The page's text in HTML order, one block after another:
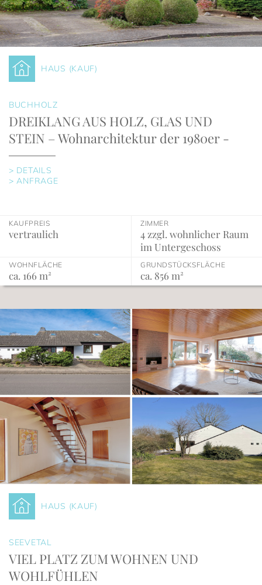
HAUS (KAUF)
BUCHHOLZ
DREIKLANG AUS HOLZ, GLAS UND
STEIN – Wohnarchitektur der 1980er -
> DETAILS
> ANFRAGE
KAUFPREIS
vertraulich
ZIMMER
4 zzgl. wohnlicher Raum
im Untergeschoss
WOHNFLÄCHE
ca. 166 m²
GRUNDSTÜCKSFLÄCHE
ca. 856 m²
HAUS (KAUF)
SEEVETAL
VIEL PLATZ ZUM WOHNEN UND
WOHLFÜHLEN